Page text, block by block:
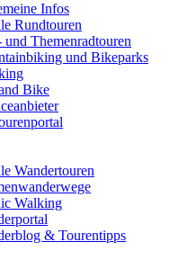
Infos
Rundtouren
und Themenradtouren
und Bikeparks
Bike
Wandertouren
Walking
& Tourentipps